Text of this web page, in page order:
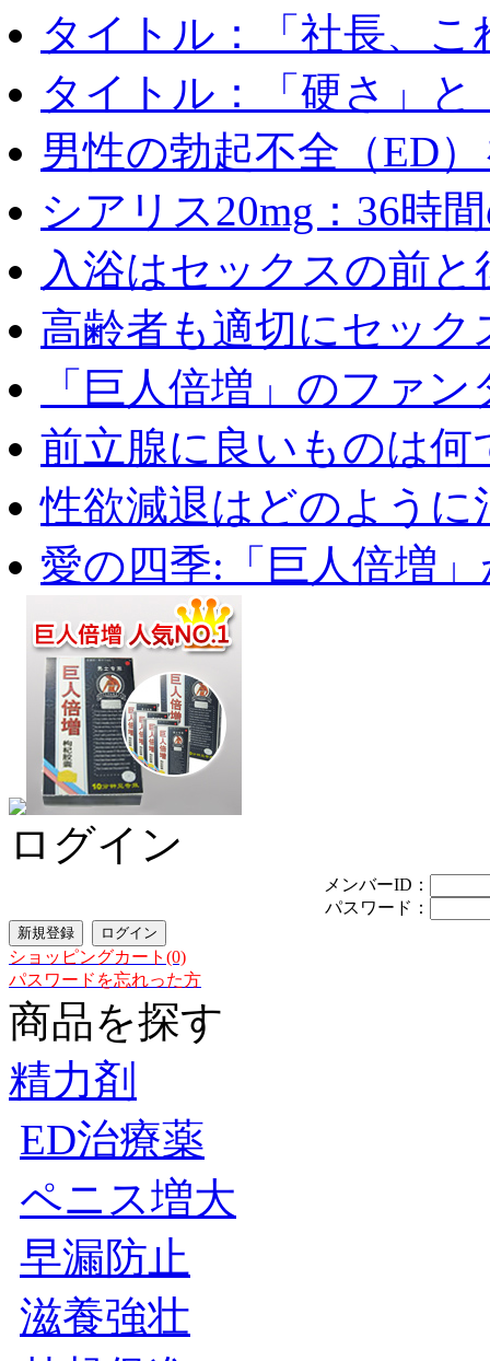
タイトル：「社長、こ
タイトル：「硬さ」と
男性の勃起不全（ED
シアリス20mg：36時
入浴はセックスの前と
高齢者も適切にセック
「巨人倍増」のファ
前立腺に良いものは何
性欲減退はどのように
愛の四季:「巨人倍増
ログイン
メンバーID：
パスワード：
ショッピングカート(0)
パスワードを忘れった方
商品を探す
精力剤
ED治療薬
ペニス増大
早漏防止
滋養強壮